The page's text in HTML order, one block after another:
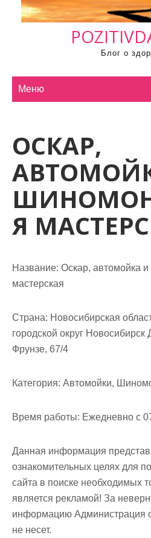
Блог о
Меню
ОСКАР,
Я
Название: Оскар, автомойка
мастерская
Страна: Новосибирская
городской округ
Фрунзе, 67/4
Категория: Автомойки,
Время работы: Ежедневно с
Данная информация
ознакомительных целях для
сайта в поиске необходимых
является рекламой! За
информацию Администрация
не несет.